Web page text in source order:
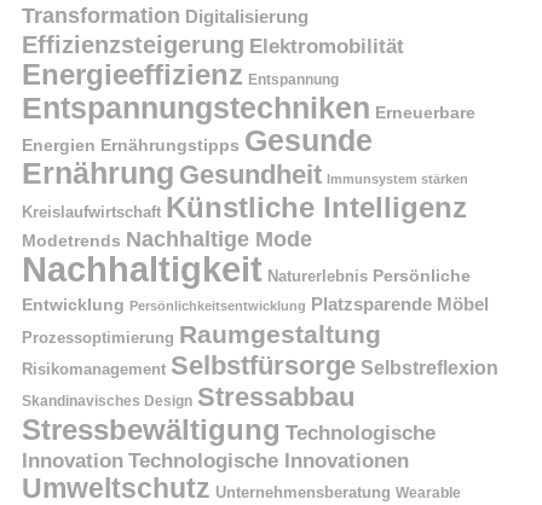
Transformation Digitalisierung
Effizienzsteigerung Elektromobilität
Energieeffizienz Entspannung
Entspannungstechniken Erneuerbare
Energien Ernährungstipps Gesunde
Ernährung Gesundheit Immunsystem stärken
Kreislaufwirtschaft Künstliche Intelligenz
Modetrends Nachhaltige Mode
Nachhaltigkeit Naturerlebnis Persönliche
Entwicklung Persönlichkeitsentwicklung Platzsparende Möbel
Prozessoptimierung Raumgestaltung
Risikomanagement Selbstfürsorge Selbstreflexion
Skandinavisches Design Stressabbau
Stressbewältigung Technologische
Innovation Technologische Innovationen
Umweltschutz Unternehmensberatung Wearable